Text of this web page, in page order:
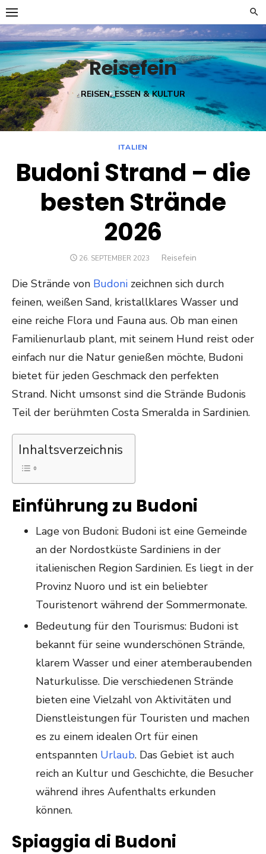
Skip
to
content
Reisefein
REISEN, ESSEN & KULTUR
ITALIEN
Budoni Strand – die
besten Strände
2026
POSTED
26. SEPTEMBER 2023 Author
Reisefein
Die Strände von Budoni zeichnen sich durch
feinen, weißen Sand, kristallklares Wasser und
eine reiche Flora und Fauna aus. Ob man einen
Familienurlaub plant, mit seinem Hund reist oder
einfach nur die Natur genießen möchte, Budoni
bietet für jeden Geschmack den perfekten
Strand. Nicht umsonst sind die Strände Budonis
Teil der berühmten Costa Smeralda in Sardinien.
Inhaltsverzeichnis
Einführung zu Budoni
Lage von Budoni: Budoni ist eine Gemeinde
an der Nordostküste Sardiniens in der
italienischen Region Sardinien. Es liegt in der
Provinz Nuoro und ist ein beliebter
Touristenort während der Sommermonate.
Bedeutung für den Tourismus: Budoni ist
bekannt für seine wunderschönen Strände,
klarem Wasser und einer atemberaubenden
Naturkulisse. Die verschiedenen Strände
bieten eine Vielzahl von Aktivitäten und
Dienstleistungen für Touristen und machen
es zu einem idealen Ort für einen
entspannten Urlaub. Das Gebiet ist auch
reich an Kultur und Geschichte, die Besucher
während ihres Aufenthalts erkunden
können.
Spiaggia di Budoni